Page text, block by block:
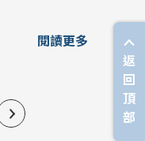
閱讀更多
2026/
返
回
頂
部